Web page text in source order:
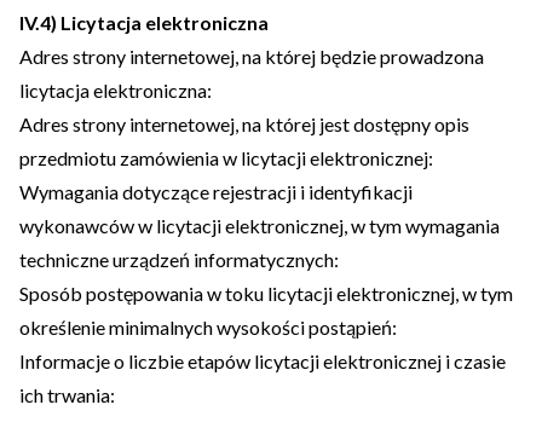
IV.4) Licytacja elektroniczna
Adres strony internetowej, na której będzie prowadzona
licytacja elektroniczna:
Adres strony internetowej, na której jest dostępny opis
przedmiotu zamówienia w licytacji elektronicznej:
Wymagania dotyczące rejestracji i identyfikacji
wykonawców w licytacji elektronicznej, w tym wymagania
techniczne urządzeń informatycznych:
Sposób postępowania w toku licytacji elektronicznej, w tym
określenie minimalnych wysokości postąpień:
Informacje o liczbie etapów licytacji elektronicznej i czasie
ich trwania: